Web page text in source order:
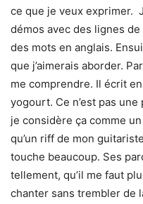
ce que je veux exprimer.
démos avec des lignes
des mots en anglais.
que j’aimerais aborder.
me comprendre. Il écrit
yogourt. Ce n’est pas
je considère ça comme
qu’un riff de mon
touche beaucoup. Ses
tellement, qu’il me faut
chanter sans trembler de